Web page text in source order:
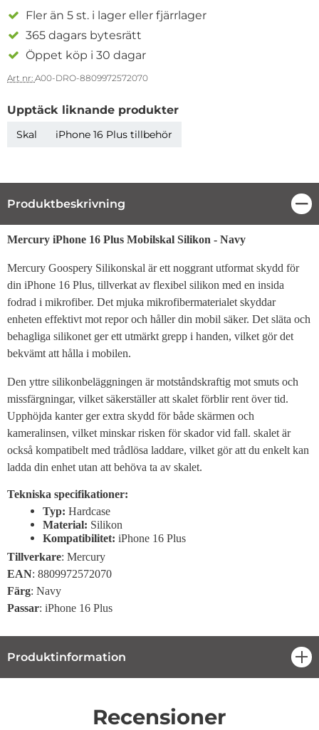
Fler än 5 st. i lager eller fjärrlager
365 dagars bytesrätt
Öppet köp i 30 dagar
Art nr: A00-DRO-8809972572070
Upptäck liknande produkter
Skal iPhone 16 Plus tillbehör
Produktbeskrivning
Produktbeskrivning
Mercury iPhone 16 Plus Mobilskal Silikon - Navy
Mercury Goospery Silikonskal är ett noggrant utformat skydd för
din iPhone 16 Plus, tillverkat av flexibel silikon med en insida
fodrad i mikrofiber. Det mjuka mikrofibermaterialet skyddar
enheten effektivt mot repor och håller din mobil säker. Det släta och
behagliga silikonet ger ett utmärkt grepp i handen, vilket gör det
bekvämt att hålla i mobilen.
Den yttre silikonbeläggningen är motståndskraftig mot smuts och
missfärgningar, vilket säkerställer att skalet förblir rent över tid.
Upphöjda kanter ger extra skydd för både skärmen och
kameralinsen, vilket minskar risken för skador vid fall. skalet är
också kompatibelt med trådlösa laddare, vilket gör att du enkelt kan
ladda din enhet utan att behöva ta av skalet.
Tekniska specifikationer:
Typ: Hardcase
Material: Silikon
Kompatibilitet: iPhone 16 Plus
Tillverkare: Mercury
EAN: 8809972572070
Färg: Navy
Passar: iPhone 16 Plus
Produktinformation
Recensioner